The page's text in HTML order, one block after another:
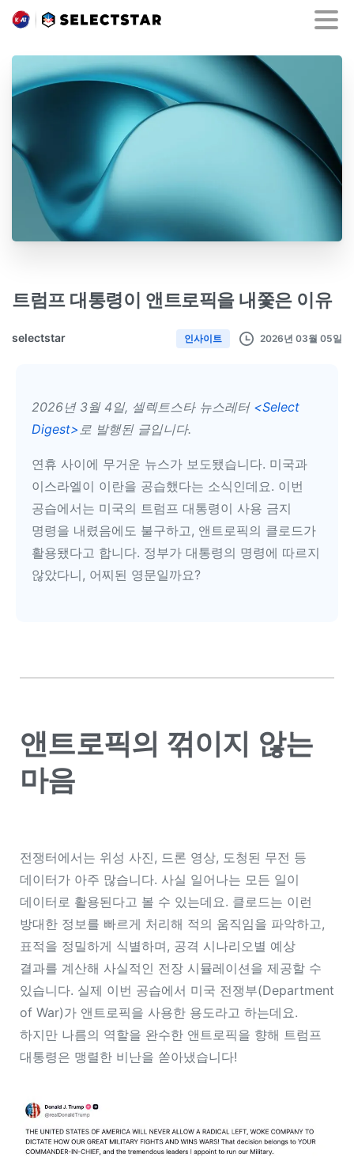
트럼프 대통령이 앤트로픽을 내쫓은 이유
selectstar 인사이트 2026년 03월 05일
2026년 3월 4일, 셀렉트스타 뉴스레터 <Select
Digest>로 발행된 글입니다.
연휴 사이에 무거운 뉴스가 보도됐습니다. 미국과
이스라엘이 이란을 공습했다는 소식인데요. 이번
공습에서는 미국의 트럼프 대통령이 사용 금지
명령을 내렸음에도 불구하고, 앤트로픽의 클로드가
활용됐다고 합니다. 정부가 대통령의 명령에 따르지
않았다니, 어찌된 영문일까요?
앤트로픽의 꺾이지 않는
마음
전쟁터에서는 위성 사진, 드론 영상, 도청된 무전 등
데이터가 아주 많습니다. 사실 일어나는 모든 일이
데이터로 활용된다고 볼 수 있는데요. 클로드는 이런
방대한 정보를 빠르게 처리해 적의 움직임을 파악하고,
표적을 정밀하게 식별하며, 공격 시나리오별 예상
결과를 계산해 사실적인 전장 시뮬레이션을 제공할 수
있습니다. 실제 이번 공습에서 미국 전쟁부(Department
of War)가 앤트로픽을 사용한 용도라고 하는데요.
하지만 나름의 역할을 완수한 앤트로픽을 향해 트럼프
대통령은 맹렬한 비난을 쏟아냈습니다!